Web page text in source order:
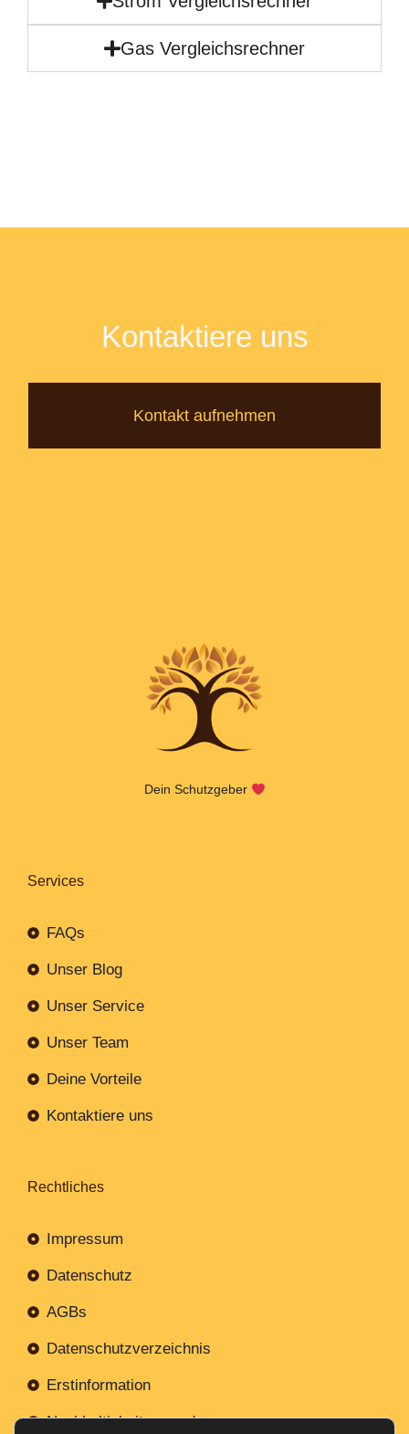
Gas Vergleichsrechner
Kontaktiere uns
Kontakt aufnehmen
Dein Schutzgeber
Services
FAQs
Unser Blog
Unser Service
Unser Team
Deine Vorteile
Kontaktiere uns
Rechtliches
Impressum
Datenschutz
AGBs
Datenschutzverzeichnis
Erstinformation
Nachhaltigkeitsverordnung